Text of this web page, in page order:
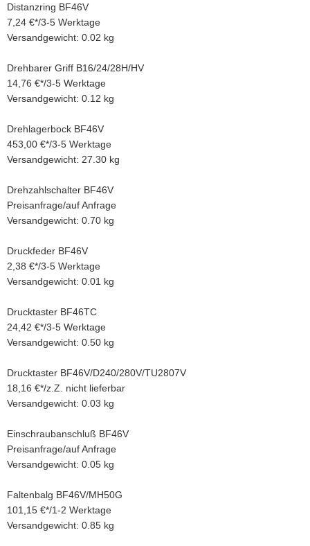
Distanzring BF46V
7,24 €*/3-5 Werktage
Versandgewicht: 0.02 kg
Drehbarer Griff B16/24/28H/HV
14,76 €*/3-5 Werktage
Versandgewicht: 0.12 kg
Drehlagerbock BF46V
453,00 €*/3-5 Werktage
Versandgewicht: 27.30 kg
Drehzahlschalter BF46V
Preisanfrage/auf Anfrage
Versandgewicht: 0.70 kg
Druckfeder BF46V
2,38 €*/3-5 Werktage
Versandgewicht: 0.01 kg
Drucktaster BF46TC
24,42 €*/3-5 Werktage
Versandgewicht: 0.50 kg
Drucktaster BF46V/D240/280V/TU2807V
18,16 €*/z.Z. nicht lieferbar
Versandgewicht: 0.03 kg
Einschraubanschluß BF46V
Preisanfrage/auf Anfrage
Versandgewicht: 0.05 kg
Faltenbalg BF46V/MH50G
101,15 €*/1-2 Werktage
Versandgewicht: 0.85 kg